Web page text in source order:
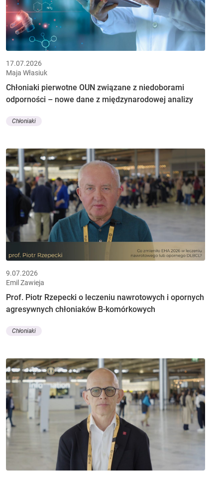
17.07.2026
Maja Własiuk
Chłoniaki pierwotne OUN związane z niedoborami
odporności – nowe dane z międzynarodowej analizy
Chłoniaki
9.07.2026
Emil Zawieja
Prof. Piotr Rzepecki o leczeniu nawrotowych i opornych
agresywnych chłoniaków B-komórkowych
Chłoniaki